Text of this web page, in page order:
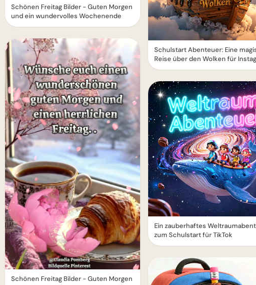
Schönen Freitag Bilder - Guten Morgen
und ein wundervolles Wochenende
Schönen Freitag Bilder - Guten Morgen
Schulstart Abenteuer: Eine
Reise über den Wolken für
Ein zauberhaftes
zum Schulstart für TikTok